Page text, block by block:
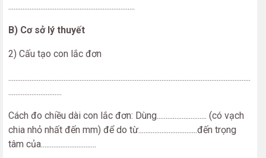
.......................................................................
B) Cơ sở lý thuyết
2) Cấu tạo con lắc đơn
........................................................................................................................................
..............................
Cách đo chiều dài con lắc đơn: Dùng............................ (có vạch
chia nhỏ nhất đến mm) để do từ.................................đến trọng
tâm của...............................